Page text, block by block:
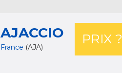
AJACCIO
France (AJA)
PRIX ?